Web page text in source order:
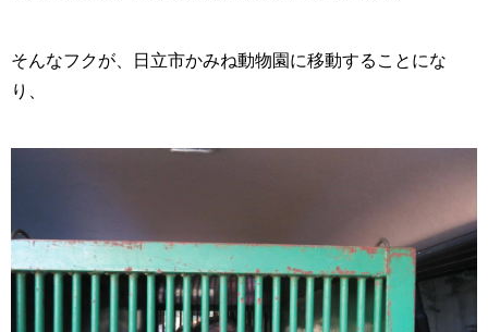
そんなフクが、日立市かみね動物園に移動することにな
り、